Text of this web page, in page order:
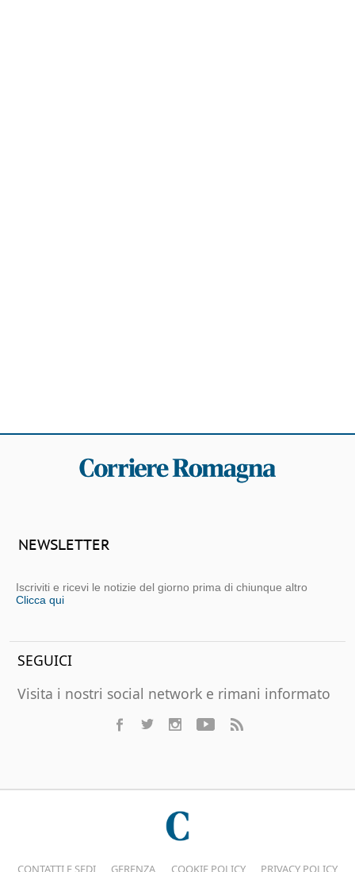
NEWSLETTER
Iscriviti e ricevi le notizie del giorno prima di chiunque altro
Clicca qui
SEGUICI
Visita i nostri social network e rimani informato
CONTATTI E SEDI GERENZA COOKIE POLICY PRIVACY POLICY